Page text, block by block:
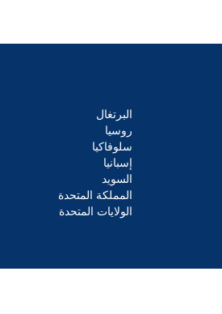
البرتغال
روسيا
سلوفاكيا
إسبانيا
السويد
المملكة المتحدة
الولايات المتحدة